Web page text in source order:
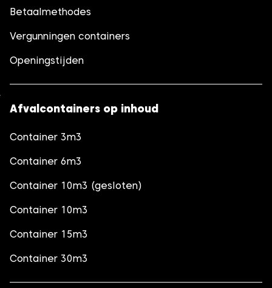
Betaalmethodes
Vergunningen containers
Openingstijden
Afvalcontainers op inhoud
Container 3m3
Container 6m3
Container 10m3 (gesloten)
Container 10m3
Container 15m3
Container 30m3